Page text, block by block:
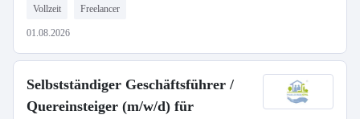
Vollzeit Freelancer
01.08.2026
Selbstständiger Geschäftsführer /
Quereinsteiger (m/w/d) für